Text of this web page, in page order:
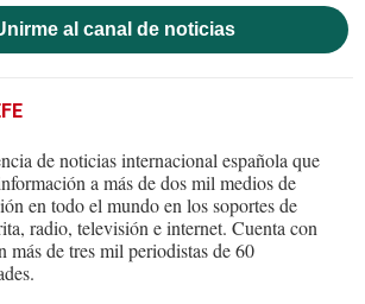
al canal de noticias
de noticias internacional española que
a más de dos mil medios de
en todo el mundo en los soportes de
radio, televisión e internet. Cuenta con
más de tres mil periodistas de 60